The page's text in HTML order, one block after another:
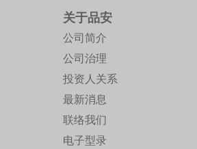
关于品安
公司简介
公司治理
投资人关系
最新消息
联络我们
电子型录